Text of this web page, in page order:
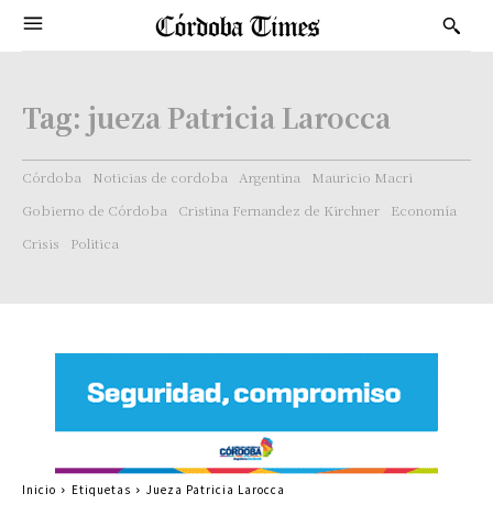
Tag: jueza Patricia Larocca
Córdoba Noticias de cordoba Argentina
Mauricio Macri
Gobierno de Córdoba
Cristina Fernandez de Kirchner
Economía
Crisis
Politica
Inicio Etiquetas Jueza Patricia Larocca